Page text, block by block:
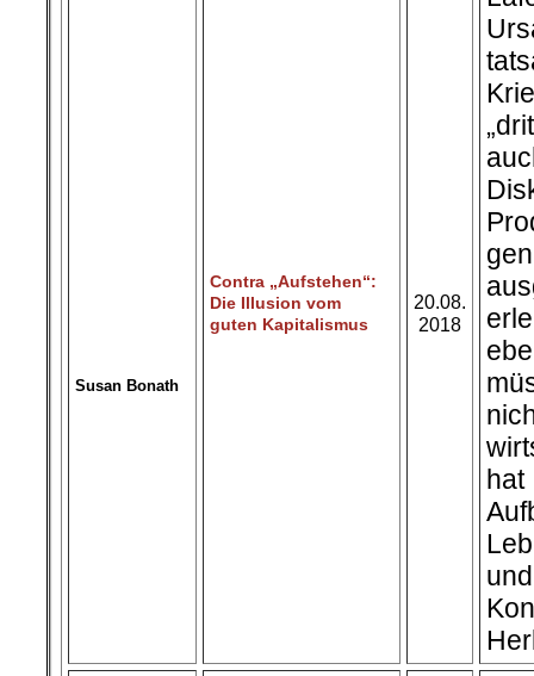
Contra „Aufstehen“:
Die Illusion vom
guten Kapitalismus
20.08.
2018